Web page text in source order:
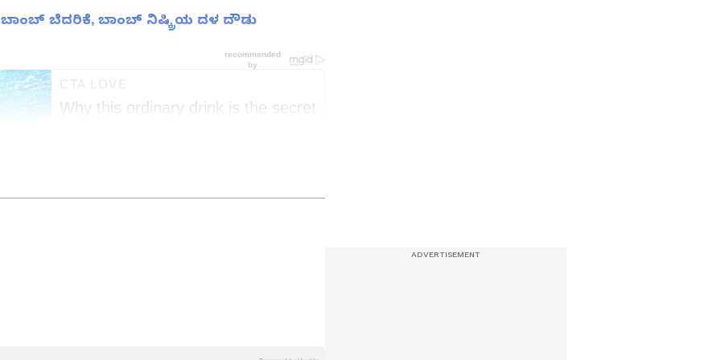
ಬಾಂಬ್ ಬೆದರಿಕೆ, ಬಾಂಬ್‌ ನಿಷ್ಕ್ರಿಯ ದಳ ದೌಡು
ಪತ್ರಿಕೋದ್ಯಮದಲ್ಲಿ ಸ್ನಾತಕೋತ್ತರ ಪದವಿಯಾಗಿದೆ.